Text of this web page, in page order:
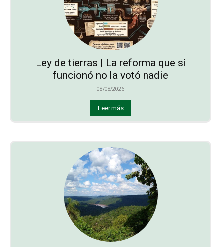
Ley de tierras | La reforma que sí
funcionó no la votó nadie
08/08/2026
Leer más